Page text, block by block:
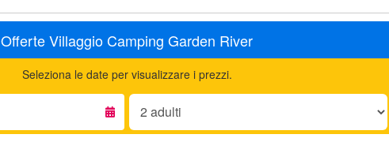
Offerte Villaggio Camping Garden River
Seleziona le date per visualizzare i prezzi.
Adulti: